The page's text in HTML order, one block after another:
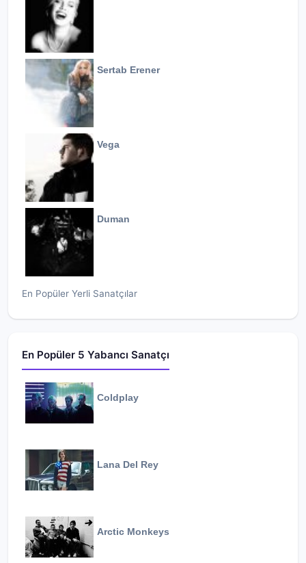
Sertab Erener
Vega
Duman
En Popüler Yerli Sanatçılar
En Popüler 5 Yabancı Sanatçı
Coldplay
Lana Del Rey
Arctic Monkeys